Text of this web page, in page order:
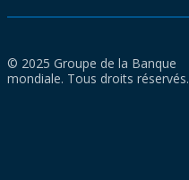
© 2025 Groupe de la Banque
mondiale. Tous droits réservés.